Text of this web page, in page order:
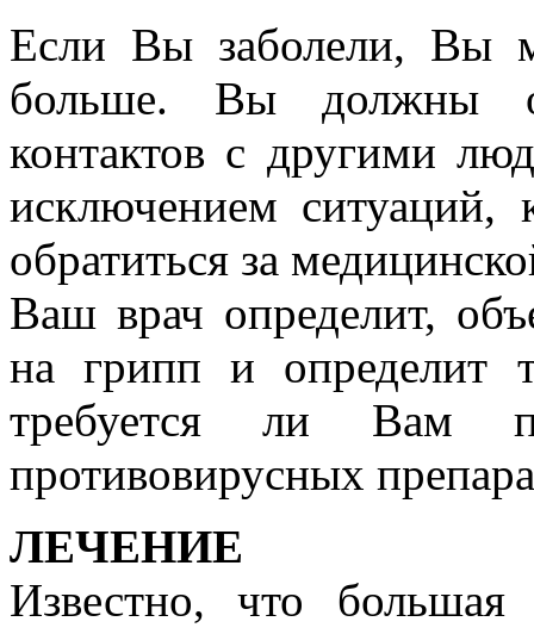
Если Вы заболели, Вы
больше. Вы должны
контактов с другими
исключением ситуаций,
обратиться за
Ваш врач определит,
на грипп и определит
требуется ли Вам
противовирусных
ЛЕЧЕНИЕ
Известно, что